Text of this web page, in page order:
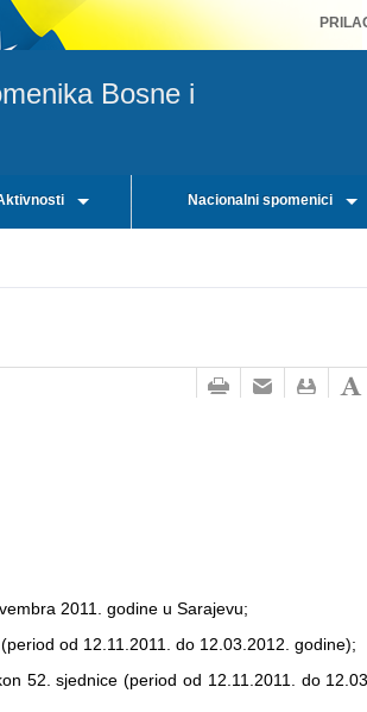
Bosne i
Nacionalni spomenici
2011. godine u Sarajevu;
od 12.11.2011. do 12.03.2012. godine);
52. sjednice (period od 12.11.2011. do